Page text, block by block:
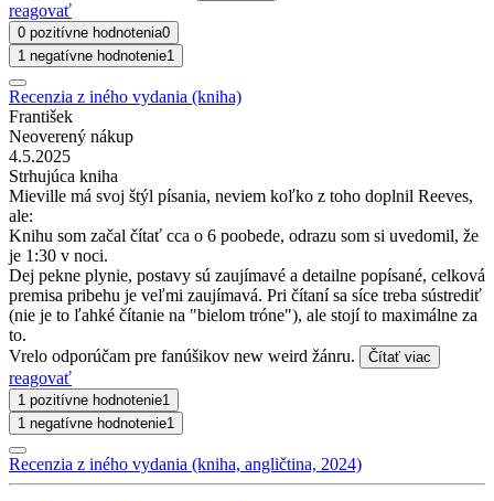
reagovať
0 pozitívne hodnotenia0
1 negatívne hodnotenie1
Recenzia z iného vydania (kniha)
František
Neoverený nákup
4.5.2025
Strhujúca kniha
Mieville má svoj štýl písania, neviem koľko z toho doplnil Reeves,
ale:
Knihu som začal čítať cca o 6 poobede, odrazu som si uvedomil, že
je 1:30 v noci.
Dej pekne plynie, postavy sú zaujímavé a detailne popísané, celková
premisa pribehu je veľmi zaujímavá. Pri čítaní sa síce treba sústrediť
(nie je to ľahké čítanie na "bielom tróne"), ale stojí to maximálne za
to.
Vrelo odporúčam pre fanúšikov new weird žánru.
Čítať viac
reagovať
1 pozitívne hodnotenie1
1 negatívne hodnotenie1
Recenzia z iného vydania (kniha, angličtina, 2024)